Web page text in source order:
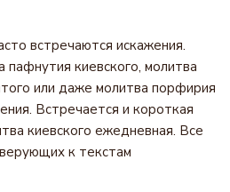
встречаются искажения.
киевского, молитва
или даже молитва порфирия
Встречается и короткая
киевского ежедневная. Все
к текстам